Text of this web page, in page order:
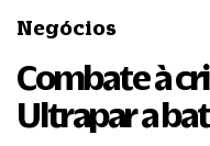
Negócios
Combate à
Ultrapar a